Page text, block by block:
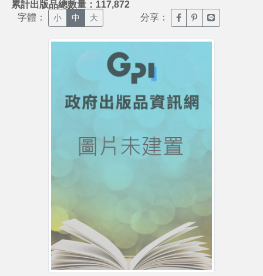
累計出版品總數量：117,872
字體： 小 中 大 分享： 臉書分享(另開新視窗)
噗浪分享(另開新
Line分享(另